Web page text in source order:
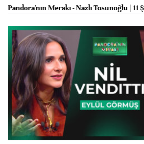
Pandora'nın Merakı - Nazlı Tosunoğlu | 11